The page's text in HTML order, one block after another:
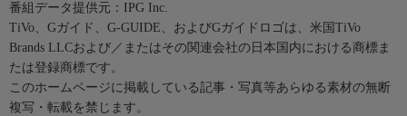
番組データ提供元：IPG Inc.
TiVo、Gガイド、G-GUIDE、およびGガイドロゴは、米国TiVo
Brands LLCおよび／またはその関連会社の日本国内における商標ま
たは登録商標です。
このホームページに掲載している記事・写真等あらゆる素材の無断
複写・転載を禁じます。